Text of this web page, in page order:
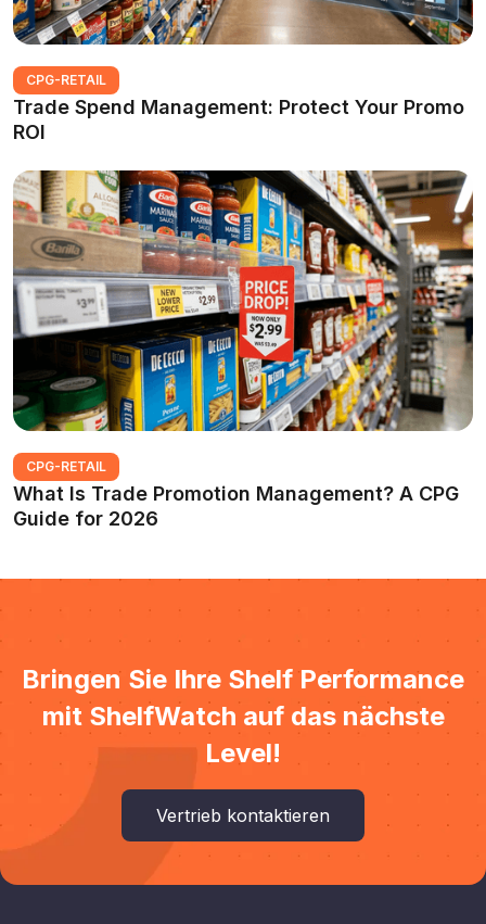
CPG-RETAIL
Trade Spend Management: Protect Your Promo
ROI
CPG-RETAIL
What Is Trade Promotion Management? A CPG
Guide for 2026
Bringen Sie Ihre Shelf Performance
mit ShelfWatch auf das nächste
Level!
Vertrieb kontaktieren